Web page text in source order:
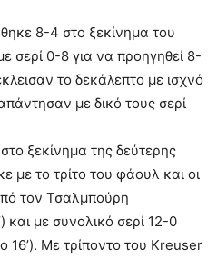
8-4 στο ξεκίνημα του
0-8 για να προηγηθεί 8-
το δεκάλεπτο με ισχνό
με δικό τους σερί
ξεκίνημα της δεύτερης
με το τρίτο του φάουλ και οι
τον Τσαλμπούρη
και με συνολικό σερί 12-0
16’). Με τρίποντο του Κreuser